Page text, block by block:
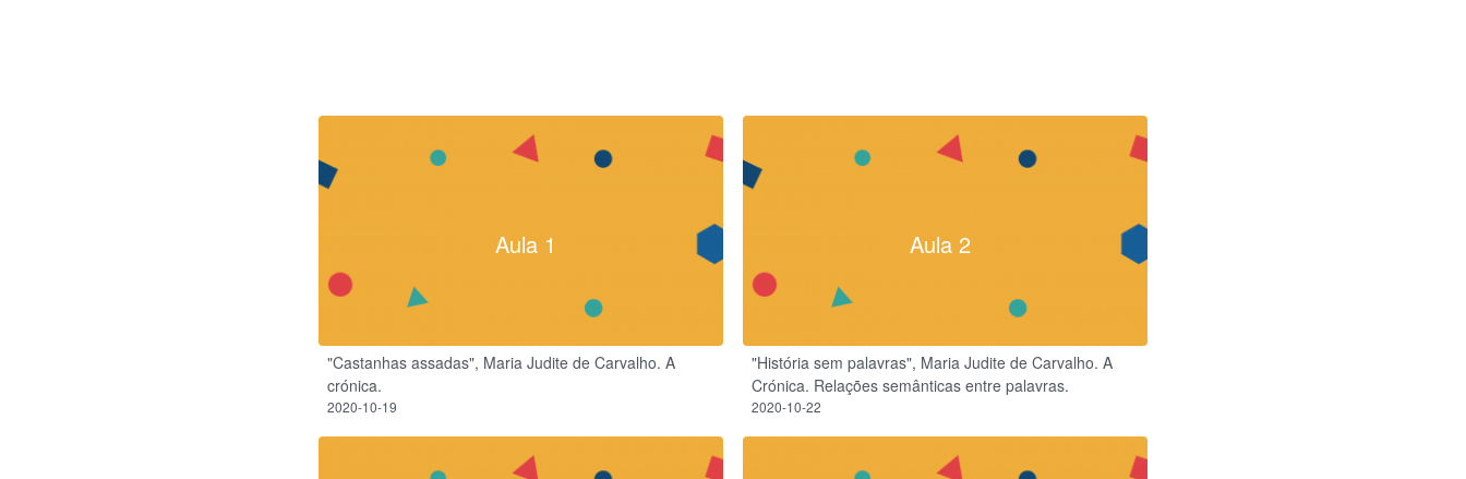
Aula 1
"Castanhas assadas", Maria Judite de Carvalho. A
crónica.
2020-10-19
Aula 2
"História sem palavras", Maria Judite de Carvalho. A
Crónica. Relações semânticas entre palavras.
2020-10-22